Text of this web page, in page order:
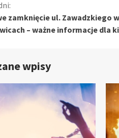
zamknięcie ul. Zawadzkiego w
– ważne informacje dla
wpisy